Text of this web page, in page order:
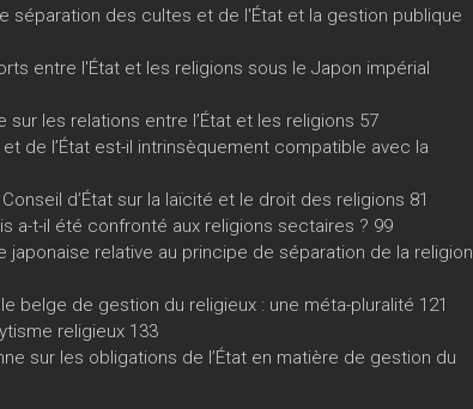
séparation des cultes et de l'État et la gestion publique
entre l'État et les religions sous le Japon impérial
les relations entre l’État et les religions 57
de l’État est-il intrinsèquement compatible avec la
d’État sur la laïcité et le droit des religions 81
a-t-il été confronté aux religions sectaires ? 99
japonaise relative au principe de séparation de la religion
belge de gestion du religieux : une méta-pluralité 121
religieux 133
sur les obligations de l’État en matière de gestion du